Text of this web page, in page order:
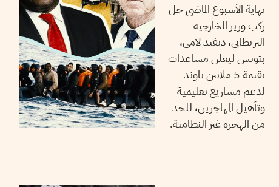
نهاية الأسبوع الماضي حل
ركب وزير الخارجية
البريطاني، ديفيد لامي،
بتونس ليعلن مساعدات
بقيمة 5 ملايين باوند
لدعم مشاريع تعليمية
وتأهيل المهاجرين، للحد
من الهجرة غير النظامية.